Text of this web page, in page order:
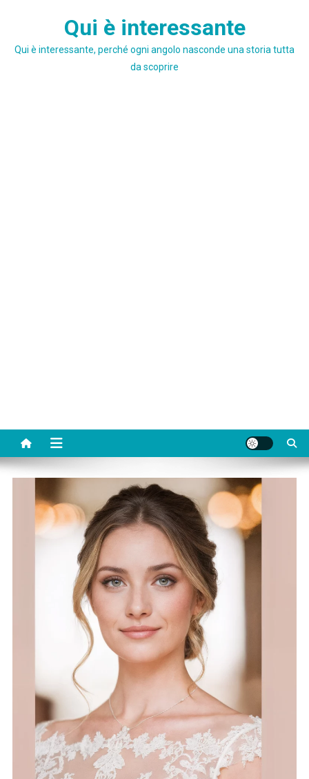
Qui è interessante
Qui è interessante, perché ogni angolo nasconde una storia tutta
da scoprire